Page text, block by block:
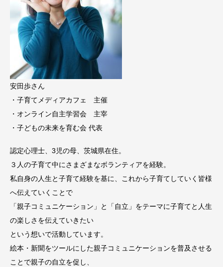
安田歩さん
・子育てメディアカフェ 主催
・オンライン自主学習会 主宰
・子どもの未来を育む会 代表
認定心理士、3児の母、茨城県在住。
３人の子育て中にさまざまなボランティアを経験。
私自身の人生と子育て経験を基に、これから子育てしていく皆様
へ伝えていくことで
「親子コミュニケーション」と「自立」をテーマに子育てと人生
の楽しさを伝えていきたい
という想いで活動しています。
絵本・新聞をツールにした親子コミュニケーションを普及させる
ことで親子の自立を促し、